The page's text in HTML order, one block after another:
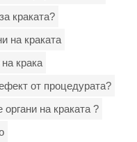
краката?
на краката
крака
от процедурата?
на краката ?